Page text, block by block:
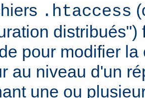
.htaccess
distribués")
pour modifier
au niveau d'un
une ou